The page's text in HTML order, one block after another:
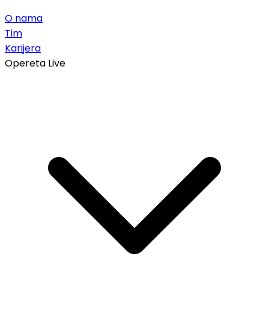
O nama
Tim
Karijera
Opereta Live